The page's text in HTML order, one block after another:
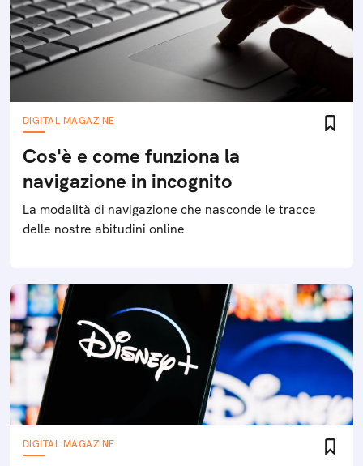
DIGITAL MAGAZINE
Cos'è e come funziona la
navigazione in incognito
La modalità di navigazione che nasconde le tracce
delle nostre abitudini online
DIGITAL MAGAZINE